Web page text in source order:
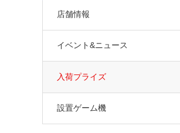
店舗情報
イベント&ニュース
入荷プライズ
設置ゲーム機